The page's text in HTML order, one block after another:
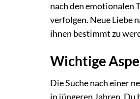
nach den emotionalen
verfolgen. Neue Liebe
ihnen bestimmt zu
Wichtige
Die Suche nach einer
in jüngeren Jahren.